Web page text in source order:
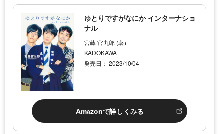
ゆとりですがなにか インターナショ
ナル
宮藤 官九郎 (著)
KADOKAWA
発売日： 2023/10/04
Amazonで詳しくみる